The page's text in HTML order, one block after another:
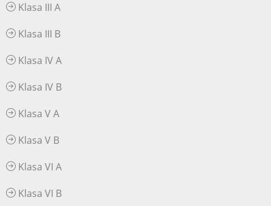
Klasa III A
Klasa III B
Klasa IV A
Klasa IV B
Klasa V A
Klasa V B
Klasa VI A
Klasa VI B